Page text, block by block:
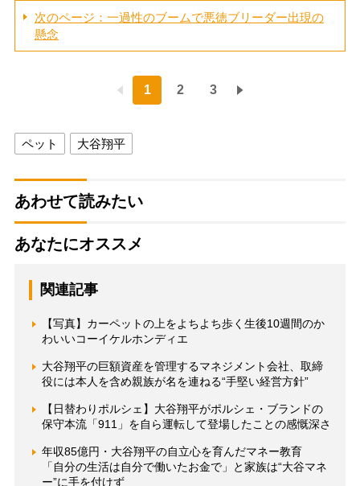
次のページ：一過性のブームで悪徳ブリーダー出現の
懸念
1 2 3
ペット 大谷翔平
あわせて読みたい
あなたにオススメ
関連記事
【写真】カーペットの上をよちよち歩く生後10週間のか
わいいコーイケルホンディエ
大谷翔平の巨額資産を管理するマネジメント会社、取締
役には本人を含め親族が名を連ねる“手堅い経営方針”
【日替わりポルシェ】大谷翔平がポルシェ・ブランドの
保守本流「911」を自ら運転して登場したことの感慨深さ
年収85億円・大谷翔平の自立心を育んだマネー教育
「自分の生活は自分で働いたお金で」と家族は“大谷マネ
ー”に手を付けず